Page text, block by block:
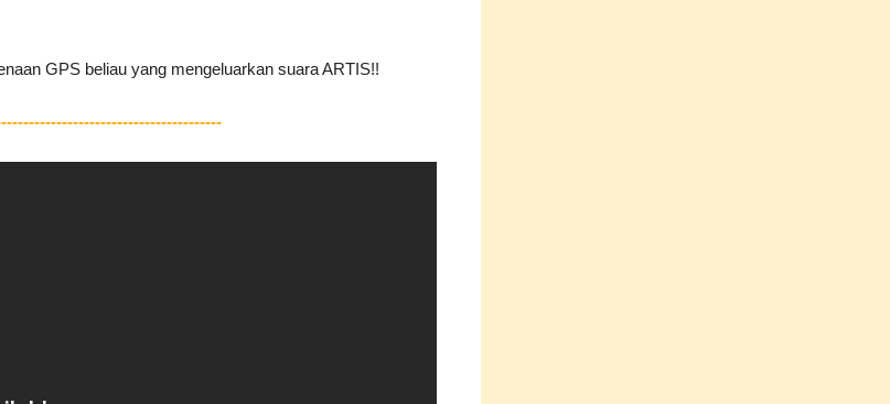
GPS beliau yang mengeluarkan suara ARTIS!!